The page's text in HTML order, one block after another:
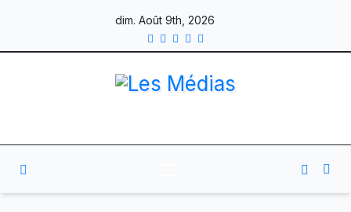
dim. Août 9th, 2026